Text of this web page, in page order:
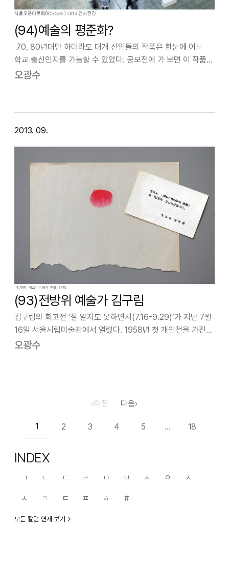
(94)예술의 평준화?
70, 80년대만 하더라도 대개 신인들의 작품은 한눈에 어느
학교 출신인지를 가늠할 수 있었다. 공모전에 가 보면 이 작품은
어느 대학출신 뿐 아니라 어느 교수의 제자의 것이란 선까지
오광수
2013. 09.
(93)전방위 예술가 김구림
김구림의 회고전 ‘잘 알지도 못하면서(7.16-9.29)’가 지난 7월
16일 서울시립미술관에서 열렸다. 1958년 첫 개인전을 가진
이후 열린 이번 회고전은 주로 60년대, 70년대에 걸친 시기에
오광수
‹이전
1 2 3 4 5 … 18
다음›
INDEX
ㄱ ㄴ ㄷ ㄹ ㅁ ㅂ ㅅ ㅇ ㅈ
ㅊ ㅋ ㅌ ㅍ ㅎ #
모든 칼럼 연재 보기→